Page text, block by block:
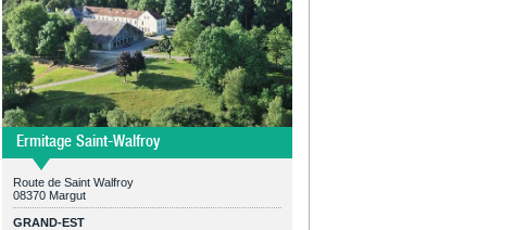
Ermitage Saint-Walfroy
Route de Saint Walfroy
08370 Margut
GRAND-EST